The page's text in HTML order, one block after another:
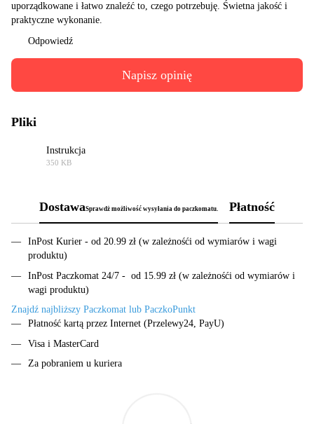
uporządkowane i łatwo znaleźć to, czego potrzebuję. Świetna jakość i
praktyczne wykonanie.
Odpowiedź
Napisz opinię
Pliki
Instrukcja
350 KB
DostawaSprawdż możliwość wysyłania do paczkomatu. Płatność
InPost Kurier - od 20.99 zł (w zależnośći od wymiarów i wagi
produktu)
InPost Paczkomat 24/7 - od 15.99 zł (w zależnośći od wymiarów i
wagi produktu)
Znajdź najbliższy Paczkomat lub PaczkoPunkt
Płatność kartą przez Internet (Przelewy24, PayU)
Visa i MasterCard
Za pobraniem u kuriera